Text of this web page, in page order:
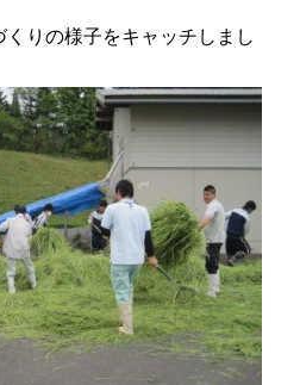
りの様子をキャッチしまし